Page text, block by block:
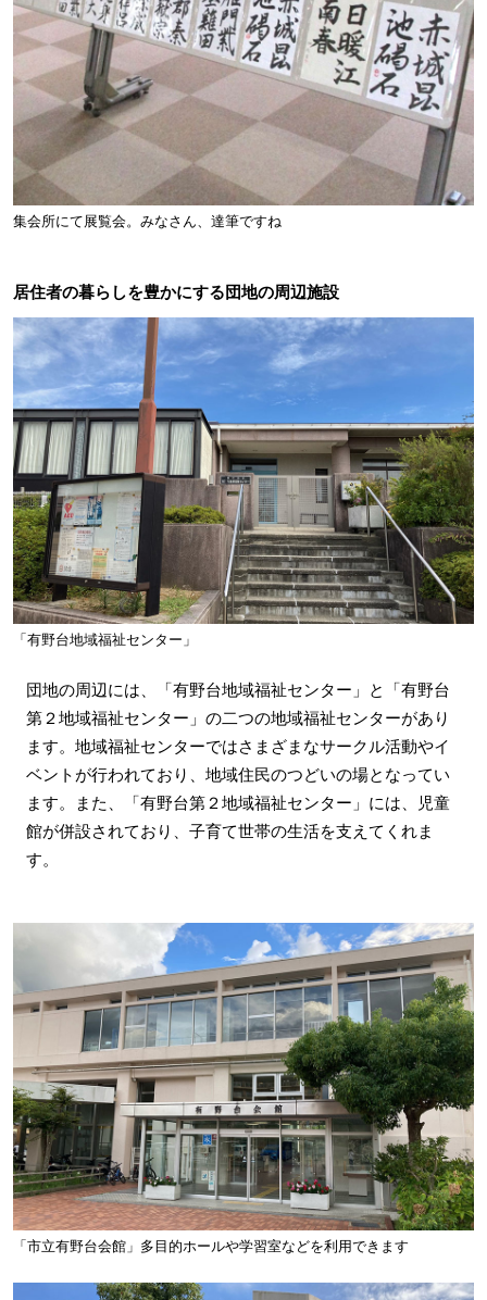
集会所にて展覧会。みなさん、達筆ですね
居住者の暮らしを豊かにする団地の周辺施設
「有野台地域福祉センター」
団地の周辺には、「有野台地域福祉センター」と「有野台
第２地域福祉センター」の二つの地域福祉センターがあり
ます。地域福祉センターではさまざまなサークル活動やイ
ベントが行われており、地域住民のつどいの場となってい
ます。また、「有野台第２地域福祉センター」には、児童
館が併設されており、子育て世帯の生活を支えてくれま
す。
「市立有野台会館」多目的ホールや学習室などを利用できます